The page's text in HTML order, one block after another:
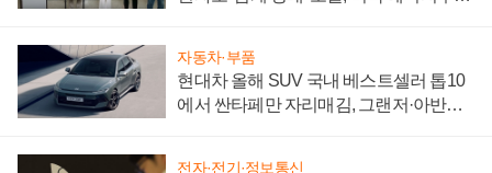
자동차·부품
현대차 올해 SUV 국내 베스트셀러 톱10
에서 싼타페만 자리매김, 그랜저·아반떼
전자·전기·정보통신